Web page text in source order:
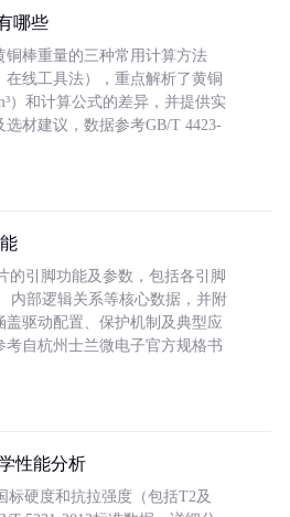
哪些
铜棒重量的三种常用计算方法
在线工具法），重点解析了黄铜
）和计算公式的差异，并提供实
材建议，数据参考GB/T 4423-
的引脚功能及参数，包括各引脚
内部逻辑关系等核心数据，并附
盖驱动配置、保护机制及典型应
考自杭州士兰微电子官方规格书
性能分析
标硬度和抗拉强度（包括T2及